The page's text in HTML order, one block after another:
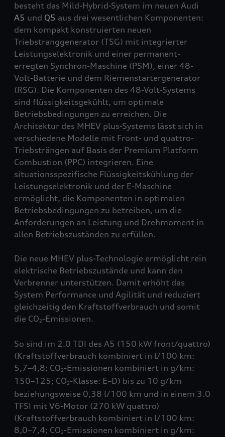
besteht das Mild-Hybrid-System im neuen Audi
A5 und Q5 aus drei wesentlichen Komponenten:
dem kompakt konstruierten neuen
Triebstranggenerator (TSG) mit integrierter
Leistungselektronik und einer permanent-
erregten Synchron-Maschine (PSM), einer 48-
Volt-Batterie und dem Riemenstartergenerator
(RSG). Die Komponenten des 48-Volt-Systems
sind flüssigkeitsgekühlt, um optimale
Betriebsbedingungen zu erreichen. Die
Architektur des MHEV plus-Systems lässt sich in
verschiedene Modelle mit Front- und quattro-
Triebsträngen auf Basis der Premium Platform
Combustion (PPC) integrieren. Eine
situationsspezifische Flüssigkeitskühlung der
Leistungselektronik und der E-Maschine
ermöglicht, die Komponenten in optimalen
Betriebsbedingungen zu betreiben, um die
Anforderungen an Leistung und Drehmoment in
allen Betriebszuständen zu erfüllen.
Die neue MHEV plus-Technologie ermöglicht rein
elektrische Betriebszustände und kann den
Verbrenner unterstützen. Damit erhöht das
System Performance und Agilität und reduziert
gleichzeitig den Kraftstoffverbrauch und somit
die CO2-Emissionen.
So sind im 2.0 TDI des A5 (150 kW front/quattro)
(Kraftstoffverbrauch kombiniert in l/100 km:
5,7–4,8; CO2-Emissionen kombiniert in g/km:
150–125; CO2-Klasse: E–D) bis zu 10 g/km
beziehungsweise 0,38 l/100 km und in einem 3.0
TFSI mit V6-Motor (270 kW quattro)
(Kraftstoffverbrauch kombiniert in l/100 km:
8,0–7,4; CO2-Emissionen kombiniert in g/km: